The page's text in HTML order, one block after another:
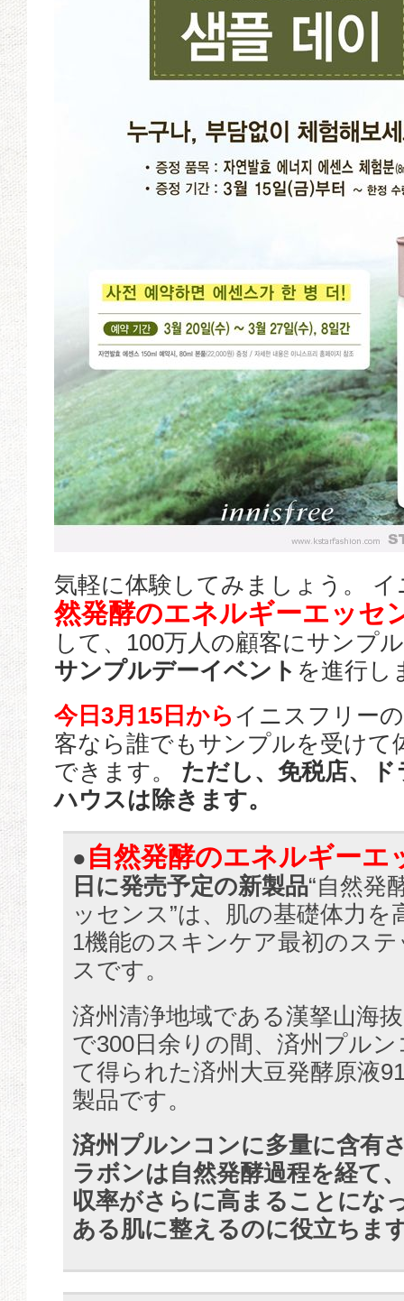
気軽に体験してみましょう。
然発酵のエネルギーエッセ
して、100万人の顧客にサンプ
サンプルデーイベント を進行し
今日3月15日から イニスフリー
客なら誰でもサンプルを受けて
できます。 ただし、免税店、
ハウスは除きます。
● 自然発酵のエネルギーエ
日に発売予定の新製品“自然発
ッセンス”は、肌の基礎体力
1機能のスキンケア最初のス
スです。
済州清浄地域である漢拏山海
で300日余りの間、済州プル
て得られた済州大豆発酵原液
製品です。
済州プルンコンに多量に含有
ラボンは自然発酵過程を経て
収率がさらに高まることにな
ある肌に整えるのに役立ちま